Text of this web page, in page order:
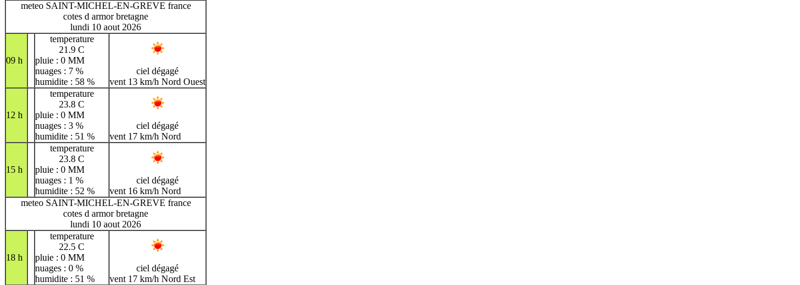
meteo SAINT-MICHEL-EN-GREVE france
cotes d armor bretagne
lundi 10 aout 2026
09 h
temperature
21.9 C
pluie : 0 MM
nuages : 7 %
humidite : 58 %
ciel dégagé
vent 13 km/h Nord Ouest
12 h
temperature
23.8 C
pluie : 0 MM
nuages : 3 %
humidite : 51 %
ciel dégagé
vent 17 km/h Nord
15 h
temperature
23.8 C
pluie : 0 MM
nuages : 1 %
humidite : 52 %
ciel dégagé
vent 16 km/h Nord
meteo SAINT-MICHEL-EN-GREVE france
cotes d armor bretagne
lundi 10 aout 2026
18 h
temperature
22.5 C
pluie : 0 MM
nuages : 0 %
humidite : 51 %
ciel dégagé
vent 17 km/h Nord Est